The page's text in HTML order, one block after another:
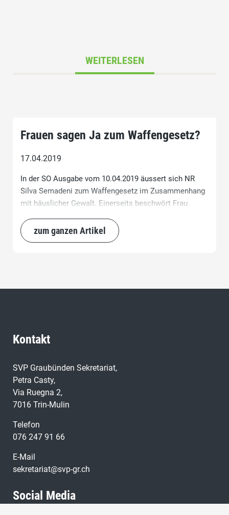
WEITERLESEN
Frauen sagen Ja zum Waffengesetz?
17.04.2019
In der SO Ausgabe vom 10.04.2019 äussert sich NR
Silva Semadeni zum Waffengesetz im Zusammenhang
mit häuslicher Gewalt. Einerseits beschwört Frau
denn Männer nicht schützenswert?), als lägen in den
Haushalten Waffen und Munition einfach so in der
mit ihren Sportgeräten zur Ausübung des Schiessens.
zum ganzen Artikel
Kontakt
SVP Graubünden Sekretariat,
Petra Casty,
Via Ruegna 2,
7016 Trin-Mulin
Telefon
076 247 91 66
E-Mail
sekretariat@svp-gr.ch
Social Media